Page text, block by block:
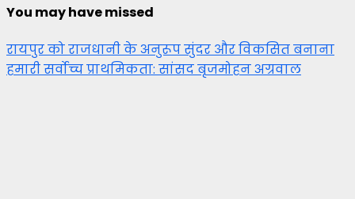
You may have missed
रायपुर को राजधानी के अनुरूप सुंदर और विकसित बनाना
हमारी सर्वोच्च प्राथमिकता: सांसद बृजमोहन अग्रवाल